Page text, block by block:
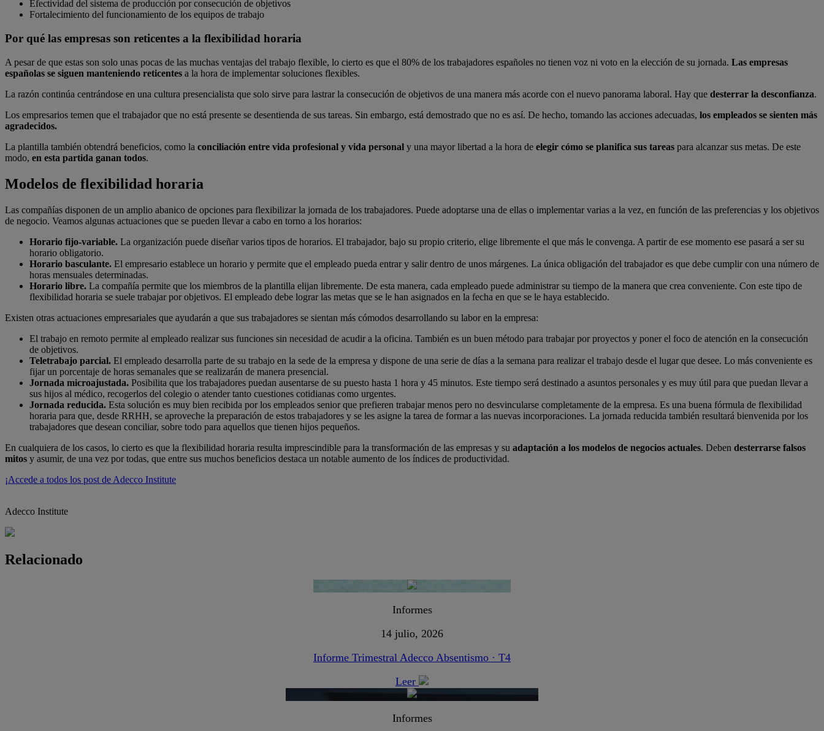
Efectividad del sistema de producción por consecución de objetivos
Fortalecimiento del funcionamiento de los equipos de trabajo
Por qué las empresas son reticentes a la flexibilidad horaria
A pesar de que estas son solo unas pocas de las muchas ventajas del trabajo flexible, lo cierto es que el 80% de los trabajadores españoles no tienen voz ni voto en la elección de su jornada. Las empresas
españolas se siguen manteniendo reticentes a la hora de implementar soluciones flexibles.
La razón continúa centrándose en una cultura presencialista que solo sirve para lastrar la consecución de objetivos de una manera más acorde con el nuevo panorama laboral. Hay que desterrar la desconfianza.
Los empresarios temen que el trabajador que no está presente se desentienda de sus tareas. Sin embargo, está demostrado que no es así. De hecho, tomando las acciones adecuadas, los empleados se sienten más
agradecidos.
La plantilla también obtendrá beneficios, como la conciliación entre vida profesional y vida personal y una mayor libertad a la hora de elegir cómo se planifica sus tareas para alcanzar sus metas. De este
modo, en esta partida ganan todos.
Modelos de flexibilidad horaria
Las compañías disponen de un amplio abanico de opciones para flexibilizar la jornada de los trabajadores. Puede adoptarse una de ellas o implementar varias a la vez, en función de las preferencias y los objetivos
de negocio. Veamos algunas actuaciones que se pueden llevar a cabo en torno a los horarios:
Horario fijo-variable. La organización puede diseñar varios tipos de horarios. El trabajador, bajo su propio criterio, elige libremente el que más le convenga. A partir de ese momento ese pasará a ser su
horario obligatorio.
Horario basculante. El empresario establece un horario y permite que el empleado pueda entrar y salir dentro de unos márgenes. La única obligación del trabajador es que debe cumplir con una número de
horas mensuales determinadas.
Horario libre. La compañía permite que los miembros de la plantilla elijan libremente. De esta manera, cada empleado puede administrar su tiempo de la manera que crea conveniente. Con este tipo de
flexibilidad horaria se suele trabajar por objetivos. El empleado debe lograr las metas que se le han asignados en la fecha en que se le haya establecido.
Existen otras actuaciones empresariales que ayudarán a que sus trabajadores se sientan más cómodos desarrollando su labor en la empresa:
El trabajo en remoto permite al empleado realizar sus funciones sin necesidad de acudir a la oficina. También es un buen método para trabajar por proyectos y poner el foco de atención en la consecución
de objetivos.
Teletrabajo parcial. El empleado desarrolla parte de su trabajo en la sede de la empresa y dispone de una serie de días a la semana para realizar el trabajo desde el lugar que desee. Lo más conveniente es
fijar un porcentaje de horas semanales que se realizarán de manera presencial.
Jornada microajustada. Posibilita que los trabajadores puedan ausentarse de su puesto hasta 1 hora y 45 minutos. Este tiempo será destinado a asuntos personales y es muy útil para que puedan llevar a
sus hijos al médico, recogerlos del colegio o atender tanto cuestiones cotidianas como urgentes.
Jornada reducida. Esta solución es muy bien recibida por los empleados senior que prefieren trabajar menos pero no desvincularse completamente de la empresa. Es una buena fórmula de flexibilidad
horaria para que, desde RRHH, se aproveche la preparación de estos trabajadores y se les asigne la tarea de formar a las nuevas incorporaciones. La jornada reducida también resultará bienvenida por los
trabajadores que desean conciliar, sobre todo para aquellos que tienen hijos pequeños.
En cualquiera de los casos, lo cierto es que la flexibilidad horaria resulta imprescindible para la transformación de las empresas y su adaptación a los modelos de negocios actuales. Deben desterrarse falsos
mitos y asumir, de una vez por todas, que entre sus muchos beneficios destaca un notable aumento de los índices de productividad.
¡Accede a todos los post de Adecco Institute
Adecco Institute
Relacionado
Informes
14 julio, 2026
Informe Trimestral Adecco Absentismo · T4
Leer
Informes